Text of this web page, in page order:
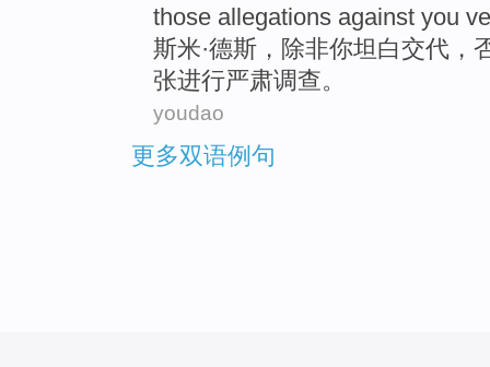
those allegations against you
斯米·德斯， 除非你坦白交代，
张进行严肃调查。
youdao
更多双语例句